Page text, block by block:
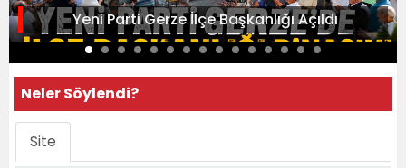
Yeni Parti Gerze İlçe Başkanlığı Açıldı
Neler Söylendi?
Site